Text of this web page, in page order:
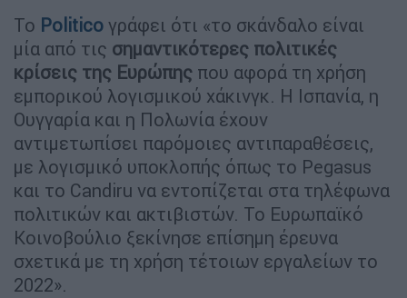
Το Politico γράφει ότι «το σκάνδαλο είναι
μία από τις σημαντικότερες πολιτικές
κρίσεις της Ευρώπης που αφορά τη χρήση
εμπορικού λογισμικού χάκινγκ. Η Ισπανία, η
Ουγγαρία και η Πολωνία έχουν
αντιμετωπίσει παρόμοιες αντιπαραθέσεις,
με λογισμικό υποκλοπής όπως το Pegasus
και το Candiru να εντοπίζεται στα τηλέφωνα
πολιτικών και ακτιβιστών. Το Ευρωπαϊκό
Κοινοβούλιο ξεκίνησε επίσημη έρευνα
σχετικά με τη χρήση τέτοιων εργαλείων το
2022».